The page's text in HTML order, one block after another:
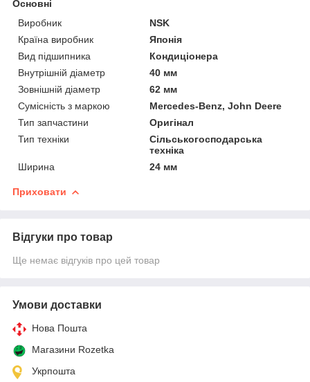
Основні
Виробник
NSK
Країна виробник
Японія
Вид підшипника
Кондиціонера
Внутрішній діаметр
40 мм
Зовнішній діаметр
62 мм
Сумісність з маркою
Mercedes-Benz, John Deere
Тип запчастини
Оригінал
Тип техніки
Сільськогосподарська
техніка
Ширина
24 мм
Приховати
Відгуки про товар
Ще немає відгуків про цей товар
Умови доставки
Нова Пошта
Магазини Rozetka
Укрпошта